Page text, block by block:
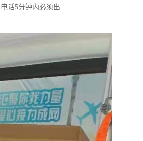
话5分钟内必须出